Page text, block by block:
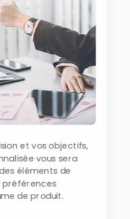
et vos objectifs,
vous sera
éléments de
préférences
de produit.